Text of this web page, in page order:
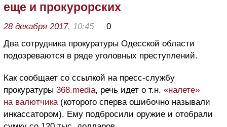
еще и прокурорских
28 декабря 2017, 10:45
0
Два сотрудника прокуратуры Одесской области
подозреваются в ряде уголовных преступлений.
Как сообщает со ссылкой на пресс-службу
прокуратуры 368.media, речь идет о т.н. «налете»
на валютчика(которого сперва ошибочно называли
инкассатором). Ему подбросили оружие и отобрали